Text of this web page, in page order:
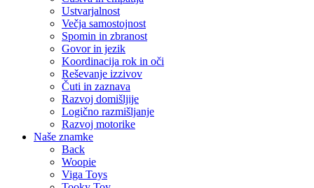
Ustvarjalnost
Večja samostojnost
Spomin in zbranost
Govor in jezik
Koordinacija rok in oči
Reševanje izzivov
Čuti in zaznava
Razvoj domišljije
Logično razmišljanje
Razvoj motorike
Naše znamke
Back
Woopie
Viga Toys